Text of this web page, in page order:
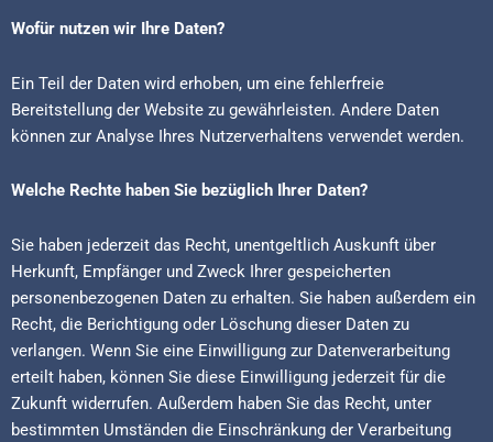
Wofür nutzen wir Ihre Daten?
Ein Teil der Daten wird erhoben, um eine fehlerfreie
Bereitstellung der Website zu gewährleisten. Andere Daten
können zur Analyse Ihres Nutzerverhaltens verwendet werden.
Welche Rechte haben Sie bezüglich Ihrer Daten?
Sie haben jederzeit das Recht, unentgeltlich Auskunft über
Herkunft, Empfänger und Zweck Ihrer gespeicherten
personenbezogenen Daten zu erhalten. Sie haben außerdem ein
Recht, die Berichtigung oder Löschung dieser Daten zu
verlangen. Wenn Sie eine Einwilligung zur Datenverarbeitung
erteilt haben, können Sie diese Einwilligung jederzeit für die
Zukunft widerrufen. Außerdem haben Sie das Recht, unter
bestimmten Umständen die Einschränkung der Verarbeitung